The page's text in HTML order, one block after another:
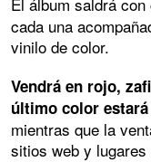
cada una
vinilo de color.
Vendrá en rojo,
último color
mientras que la
sitios web y